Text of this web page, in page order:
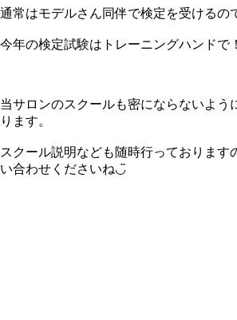
通常はモデルさん同伴で検定を受けるの
今年の検定試験はトレーニングハンドで
当サロンのスクールも密にならないよう
ります。
スクール説明なども随時行っております
い合わせくださいね◡̈